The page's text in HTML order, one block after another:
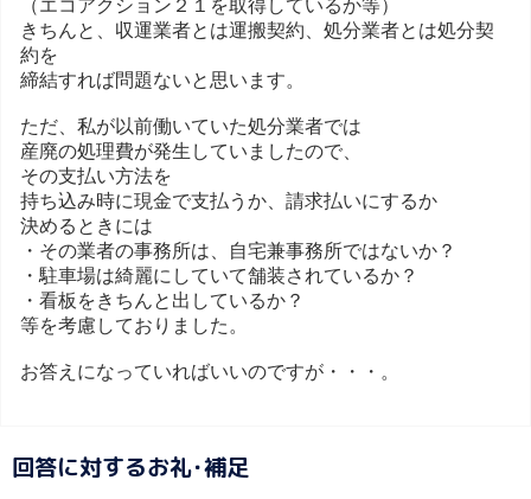
（エコアクション２１を取得しているか等）
きちんと、収運業者とは運搬契約、処分業者とは処分契
約を
締結すれば問題ないと思います。
ただ、私が以前働いていた処分業者では
産廃の処理費が発生していましたので、
その支払い方法を
持ち込み時に現金で支払うか、請求払いにするか
決めるときには
・その業者の事務所は、自宅兼事務所ではないか？
・駐車場は綺麗にしていて舗装されているか？
・看板をきちんと出しているか？
等を考慮しておりました。
お答えになっていればいいのですが・・・。
回答に対するお礼･補足